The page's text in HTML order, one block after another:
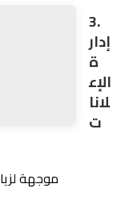
3.
إدار